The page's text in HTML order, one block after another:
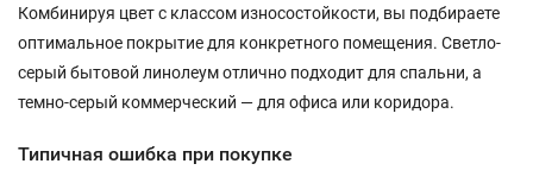
Комбинируя цвет с классом износостойкости, вы подбираете
оптимальное покрытие для конкретного помещения. Светло-
серый бытовой линолеум отлично подходит для спальни, а
темно-серый коммерческий — для офиса или коридора.
Типичная ошибка при покупке